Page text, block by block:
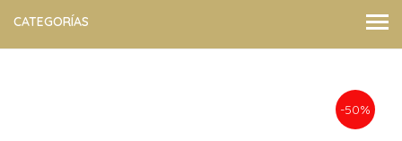
CATEGORÍAS
-50%